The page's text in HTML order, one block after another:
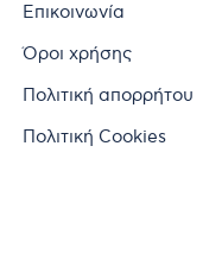
Επικοινωνία
Όροι χρήσης
Πολιτική απορρήτου
Πολιτική Cookies